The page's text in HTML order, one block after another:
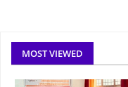
MOST VIEWED